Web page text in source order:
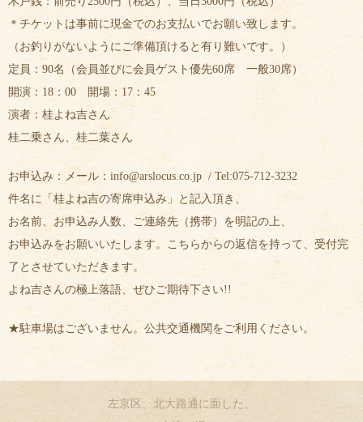
＊チケットは事前に現金でのお支払いでお願い致します。
（お釣りがないようにご準備頂けると有り難いです。）
定員：90名（会員並びに会員ゲスト優先60席 一般30席）
開演：18：00 開場：17：45
演者：桂よね吉さん
桂二乗さん、桂二葉さん
お申込み：メール：info@arslocus.co.jp / Tel:075-712-3232
件名に「桂よね吉の寄席申込み」と記入頂き、
お名前、お申込み人数、ご連絡先（携帯）を明記の上、
お申込みをお願いいたします。こちらからの返信を持って、受付完
了とさせていただきます。
よね吉さんの極上落語、ぜひご期待下さい!!
★駐車場はございません。公共交通機関をご利用ください。
左京区、北大路通に面した、